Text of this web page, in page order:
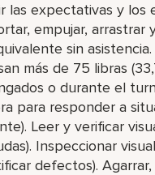
las expectativas y los
empujar,
sin
más de 75 libras
o durante el
para responder a
Leer y verificar
Inspeccionar
defectos).